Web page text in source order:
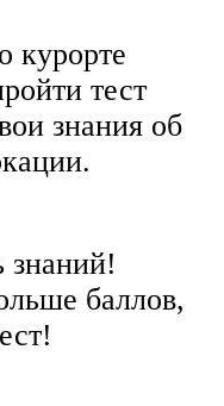
курорте
тест
знания об
знаний!
баллов,